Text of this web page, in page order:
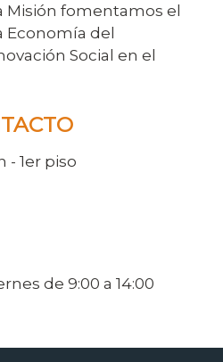
Misión fomentamos el
Economía del
Social en el
- 1er piso
de 9:00 a 14:00